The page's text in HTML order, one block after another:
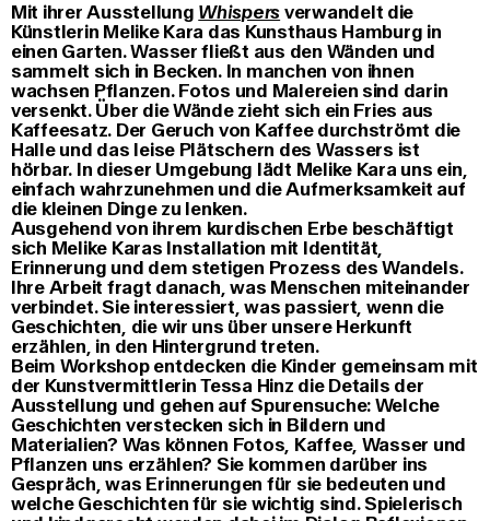
Mit ihrer Ausstellung Whispersverwandelt die
Künstlerin Melike Kara das Kunsthaus Hamburg in
einen Garten. Wasser fließt aus den Wänden und
sammelt sich in Becken. In manchen von ihnen
wachsen Pflanzen. Fotos und Malereien sind darin
versenkt. Über die Wände zieht sich ein Fries aus
Kaffeesatz. Der Geruch von Kaffee durchströmt die
Halle und das leise Plätschern des Wassers ist
hörbar. In dieser Umgebung lädt Melike Kara uns ein,
einfach wahrzunehmen und die Aufmerksamkeit auf
die kleinen Dinge zu lenken.
Ausgehend von ihrem kurdischen Erbe beschäftigt
sich Melike Karas Installation mit Identität,
Erinnerung und dem stetigen Prozess des Wandels.
Ihre Arbeit fragt danach, was Menschen miteinander
verbindet. Sie interessiert, was passiert, wenn die
Geschichten, die wir uns über unsere Herkunft
erzählen, in den Hintergrund treten.
Beim Workshop entdecken die Kinder gemeinsam mit
der Kunstvermittlerin Tessa Hinz die Details der
Ausstellung und gehen auf Spurensuche: Welche
Geschichten verstecken sich in Bildern und
Materialien? Was können Fotos, Kaffee, Wasser und
Pflanzen uns erzählen? Sie kommen darüber ins
Gespräch, was Erinnerungen für sie bedeuten und
welche Geschichten für sie wichtig sind. Spielerisch